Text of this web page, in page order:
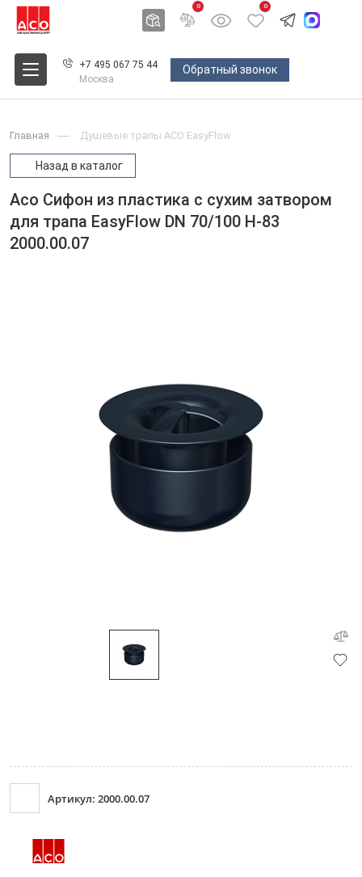
0 0
+7 495 067 75 44
Москва
Обратный звонок
Главная Душевые трапы ACO EasyFlow
Назад в каталог
Aco Сифон из пластика с сухим затвором
для трапа EasyFlow DN 70/100 H-83
2000.00.07
Артикул: 2000.00.07